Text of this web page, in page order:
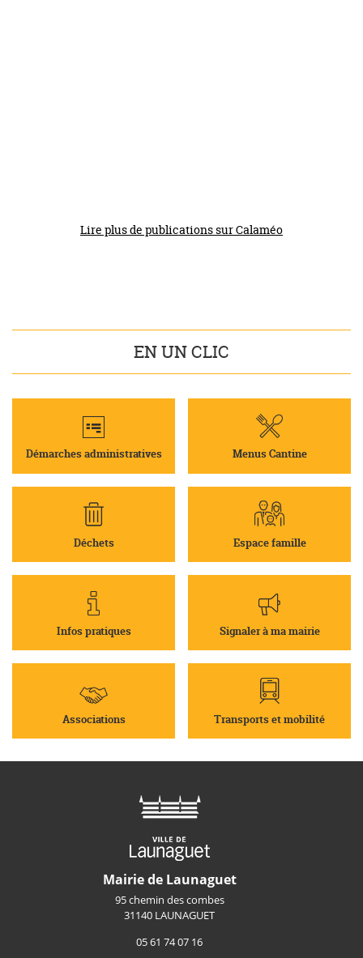
Lire plus de publications sur Calaméo
EN UN CLIC
Démarches administratives Menus Cantine
Déchets Espace famille
Infos pratiques Signaler à ma mairie
Associations Transports et mobilité
Mairie de Launaguet
95 chemin des combes
31140 LAUNAGUET
05 61 74 07 16